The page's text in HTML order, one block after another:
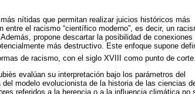
nítidas que permitan realizar juicios históricos más
el racismo “científico moderno”, es decir, un
propone descartar la posibilidad de conexiones
más destructivo. Este enfoque supone
de racismo, con el siglo XVIII como punto de corte.
evalúan su interpretación bajo los parámetros del
del modelo evolucionista de la historia de las ciencias
referidos a la herencia o a la influencia climática no